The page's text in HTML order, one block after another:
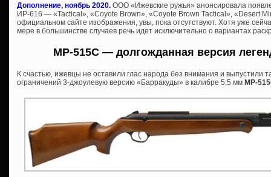
Дополнение, ноябрь 2020. ООО «Ижевские ружья» анонсировала
ИР-616 — «Tactical», «Coyote Brown», «Coyote Brown Tactical», «Desert
официальном сайте изображения, увы, пока отсутствуют. Хотя уже
мере в большинстве случаев речь идет исключительно о вариантах
МР-515С — долгожданная версия
К счастью, ижевцы не оставили глас народа без внимания и выпустили
ограничений 3-джоулевую версию «Барракуды» в калибре 5,5 мм МР-